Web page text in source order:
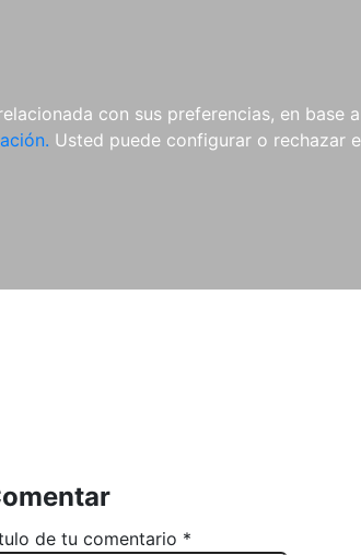
con sus preferencias, en base
Usted puede configurar o rechazar
MATERIAL
COMPLEMENTARIO
NOVEDADES
de tu comentario *